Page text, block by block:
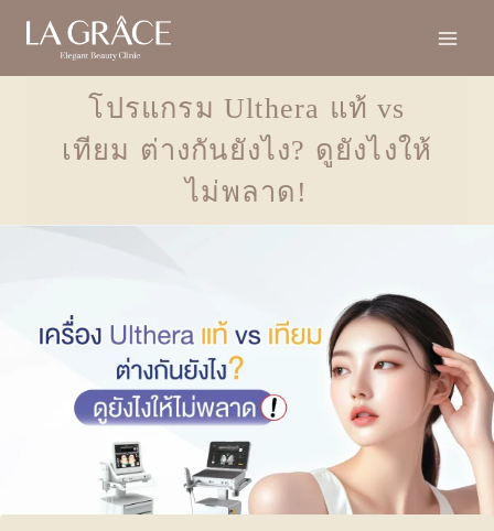
โปรแกรม Ulthera แท้ vs
เทียม ต่างกันยังไง? ดูยังไงให้
ไม่พลาด!